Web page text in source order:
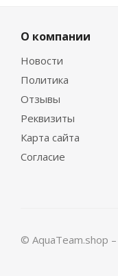
О компании
Новости
Политика
Отзывы
Реквизиты
Карта сайта
Согласие
© AquaTeam.shop